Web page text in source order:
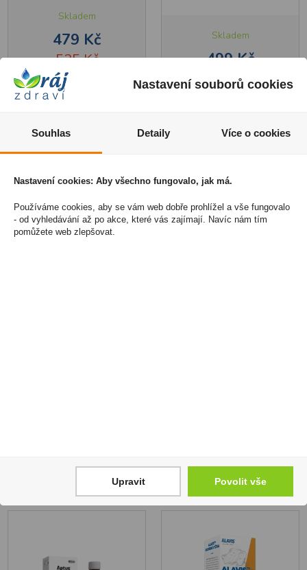
Skladem
479 Kč
525 Kč
Skladem
499 Kč
1
Koupit
Koupit
Novinka
Koupit
Nastavení souborů cookies
Souhlas Detaily Více o cookies
Nastavení cookies: Aby všechno fungovalo, jak má.
Používáme cookies, aby se vám web dobře prohlížel a vše fungovalo
- od vyhledávání až po akce, které vás zajímají. Navíc nám tím
pomůžete web zlepšovat.
Upravit Povolit vše